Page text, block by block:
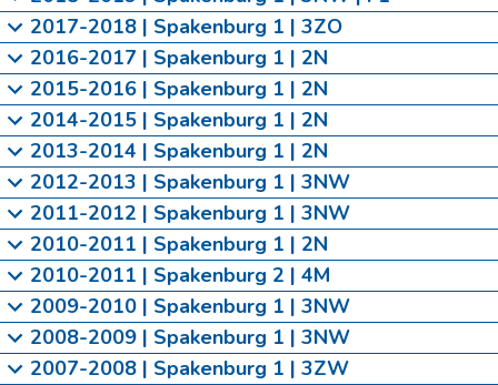
2017-2018 | Spakenburg 1 | 3ZO
2016-2017 | Spakenburg 1 | 2N
2015-2016 | Spakenburg 1 | 2N
2014-2015 | Spakenburg 1 | 2N
2013-2014 | Spakenburg 1 | 2N
2012-2013 | Spakenburg 1 | 3NW
2011-2012 | Spakenburg 1 | 3NW
2010-2011 | Spakenburg 1 | 2N
2010-2011 | Spakenburg 2 | 4M
2009-2010 | Spakenburg 1 | 3NW
2008-2009 | Spakenburg 1 | 3NW
2007-2008 | Spakenburg 1 | 3ZW